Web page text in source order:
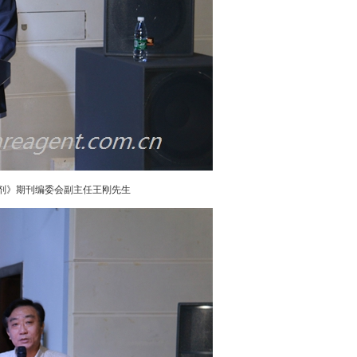
》期刊编委会副主任王刚先生